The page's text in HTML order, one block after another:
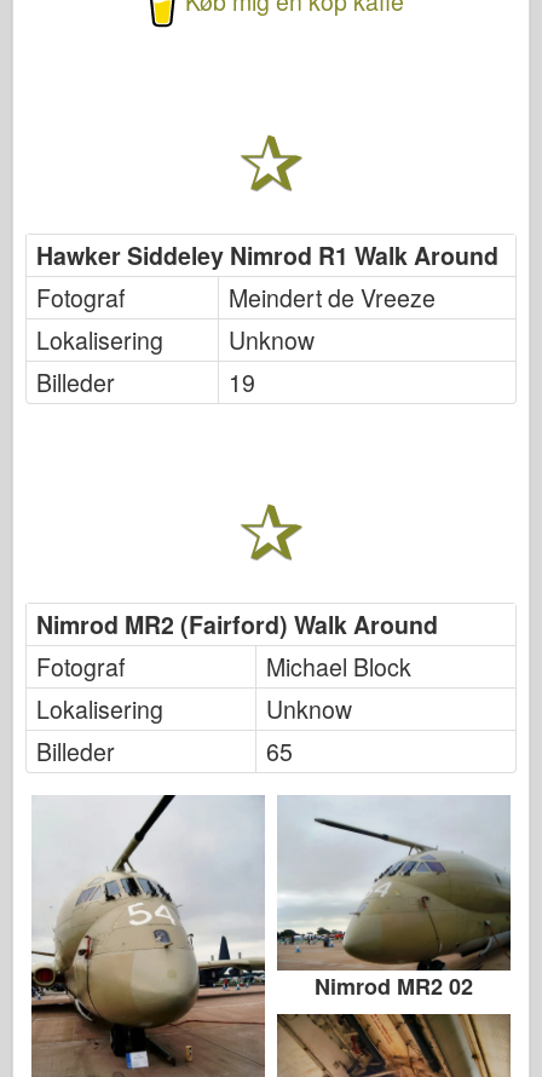
Hawker Siddeley Nimrod R1 Walk Around
Fotograf
Meindert de Vreeze
Lokalisering
Unknow
Billeder
19
Nimrod MR2 (Fairford) Walk Around
Fotograf
Michael Block
Lokalisering
Unknow
Billeder
65
Nimrod MR2 02